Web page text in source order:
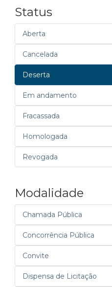
Status
Aberta
Cancelada
Deserta
Em andamento
Fracassada
Homologada
Revogada
Modalidade
Chamada Pública
Concorrência Pública
Convite
Dispensa de Licitação